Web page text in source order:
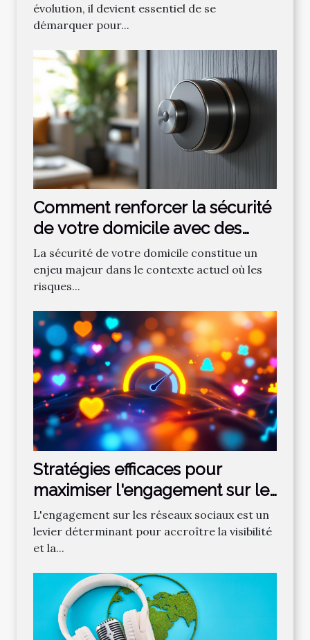
évolution, il devient essentiel de se
démarquer pour...
Comment renforcer la sécurité
de votre domicile avec des
serrures modernes ?
La sécurité de votre domicile constitue un
enjeu majeur dans le contexte actuel où les
risques...
Stratégies efficaces pour
maximiser l'engagement sur les
réseaux sociaux
L'engagement sur les réseaux sociaux est un
levier déterminant pour accroître la visibilité
et la...